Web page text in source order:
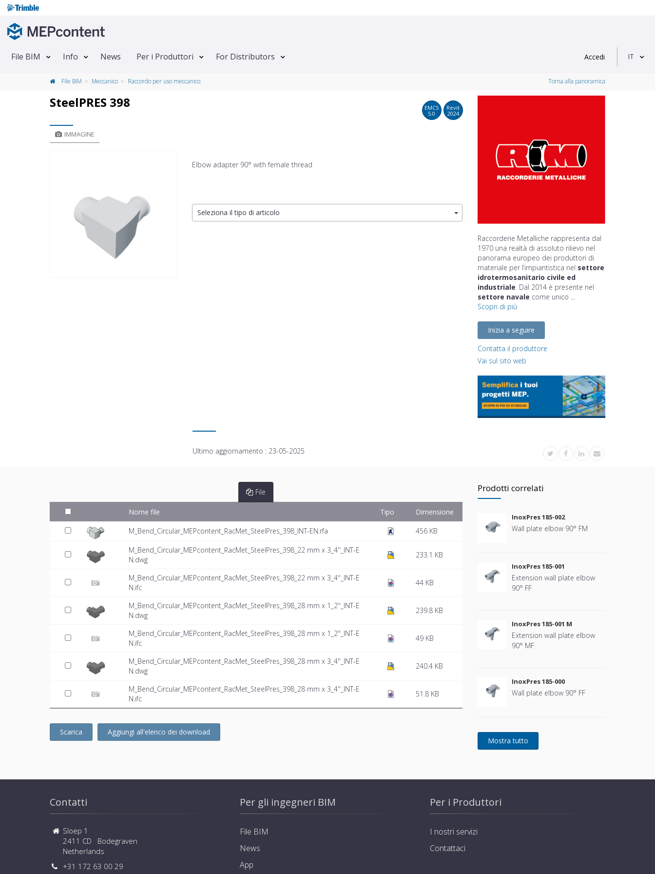
File BIM Info News Per i Produttori For Distributors Accedi IT
File BIM Meccanico Raccordo per uso meccanico Torna alla panoramica
SteelPRES 398
EMCS
5.0
Revit
2024
IMMAGINE
Elbow adapter 90° with female thread
Seleziona il tipo di articolo
Raccorderie Metalliche rappresenta dal
1970 una realtà di assoluto rilievo nel
panorama europeo dei produttori di
materiale per l’impiantistica nel settore
idrotermosanitario civile ed
industriale . Dal 2014 è presente nel
settore navale come unico ...
Scopri di più
Inizia a seguire
Contatta il produttore
Vai sul sito web
Ultimo aggiornamento : 23-05-2025
File
Nome file Tipo Dimensione
M_Bend_Circular_MEPcontent_RacMet_SteelPres_398_INT-EN.rfa 456 KB
M_Bend_Circular_MEPcontent_RacMet_SteelPres_398_22 mm x 3_4''_INT-E
N.dwg
233.1 KB
M_Bend_Circular_MEPcontent_RacMet_SteelPres_398_22 mm x 3_4''_INT-E
N.ifc
44 KB
M_Bend_Circular_MEPcontent_RacMet_SteelPres_398_28 mm x 1_2''_INT-E
N.dwg
239.8 KB
M_Bend_Circular_MEPcontent_RacMet_SteelPres_398_28 mm x 1_2''_INT-E
N.ifc
49 KB
M_Bend_Circular_MEPcontent_RacMet_SteelPres_398_28 mm x 3_4''_INT-E
N.dwg
240.4 KB
M_Bend_Circular_MEPcontent_RacMet_SteelPres_398_28 mm x 3_4''_INT-E
N.ifc
51.8 KB
Scarica Aggiungi all'elenco dei download
Prodotti correlati
InoxPres 185-002
Wall plate elbow 90° FM
InoxPres 185-001
Extension wall plate elbow
90° FF
InoxPres 185-001 M
Extension wall plate elbow
90° MF
InoxPres 185-000
Wall plate elbow 90° FF
Contatti
Sloep 1
2411 CD Bodegraven
Netherlands
+31 172 63 00 29
Per gli ingegneri BIM
File BIM
News
App
Per i Produttori
I nostri servizi
Contattaci